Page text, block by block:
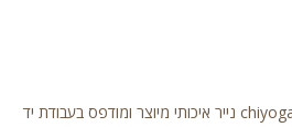
נייר יפני מקורי סדרת צ’יוגאמי chiyogami נייר איכותי מיוצר ומודפס בעבודת יד